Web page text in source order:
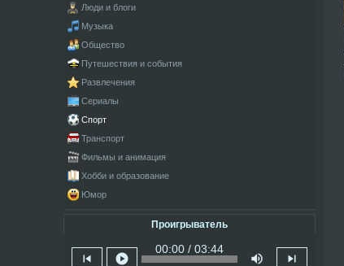
Люди и блоги
Музыка
Общество
Путешествия и события
Развлечения
Сериалы
Спорт
Транспорт
Фильмы и анимация
Хобби и образование
Юмор
Проигрыватель
skip_previous play_circle
00:00 / 03:44
volume_up skip_next